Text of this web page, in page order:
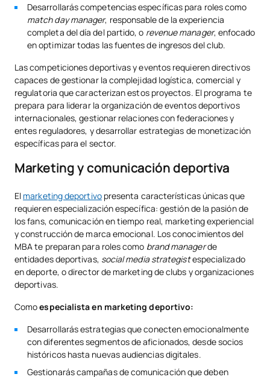
Desarrollarás competencias específicas para roles como
match day manager, responsable de la experiencia
completa del día del partido, o revenue manager, enfocado
en optimizar todas las fuentes de ingresos del club.
Las competiciones deportivas y eventos requieren directivos
capaces de gestionar la complejidad logística, comercial y
regulatoria que caracterizan estos proyectos. El programa te
prepara para liderar la organización de eventos deportivos
internacionales, gestionar relaciones con federaciones y
entes reguladores, y desarrollar estrategias de monetización
específicas para el sector.
Marketing y comunicación deportiva
El marketing deportivopresenta características únicas que
requieren especialización específica: gestión de la pasión de
los fans, comunicación en tiempo real, marketing experiencial
y construcción de marca emocional. Los conocimientos del
MBA te preparan para roles como brand managerde
entidades deportivas, social media strategistespecializado
en deporte, o director de marketing de clubs y organizaciones
deportivas.
Comoespecialista en marketing deportivo:
Desarrollarás estrategias que conecten emocionalmente
con diferentes segmentos de aficionados, desde socios
históricos hasta nuevas audiencias digitales.
Gestionarás campañas de comunicación que deben